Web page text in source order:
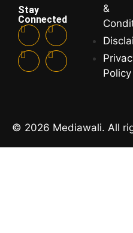
Stay
Connected
&
Policy
© 2026 Mediawali. All